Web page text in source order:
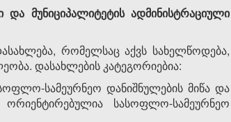
და მუნიციპალიტეტისადმინისტრაციული
რომელსაც აქვს სახელწოდება,
დასახლების კატეგორიებია:
სამეურნეო დანიშნულების მიწა და
სასოფლო-სამეურნეო